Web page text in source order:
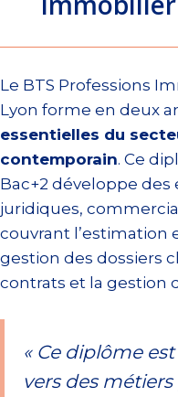
Le BTS Professions
Lyon forme en deux
essentielles du
contemporain. Ce
Bac+2 développe
juridiques,
couvrant l’estimation
gestion des dossiers
contrats et la gestion
« Ce diplôme
vers des